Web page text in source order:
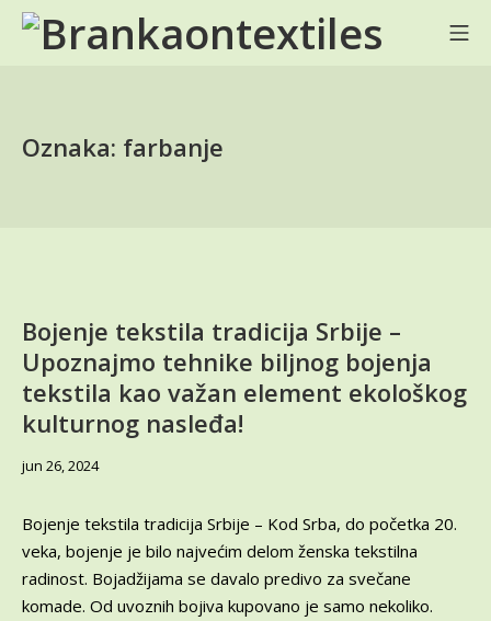
Skip
Oznaka: farbanje
Bojenje tekstila tradicija Srbije –
Upoznajmo tehnike biljnog bojenja
tekstila kao važan element ekološkog
kulturnog nasleđa!
jun 26, 2024jun
Bojenje tekstila tradicija Srbije – Kod Srba, do početka 20.
veka, bojenje je bilo najvećim delom ženska tekstilna
radinost. Bojadžijama se davalo predivo za svečane
komade. Od uvoznih bojiva kupovano je samo nekoliko.